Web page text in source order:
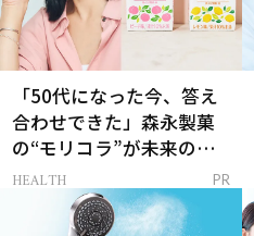
「50代になった今、答え
合わせできた」森永製菓
の“モリコラ”が未来のキ
レイを連れてくる！
HEALTH PR